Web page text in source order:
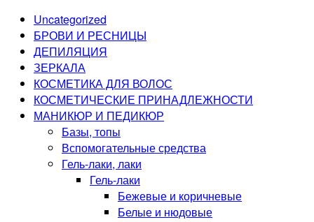
Uncategorized
БРОВИ И РЕСНИЦЫ
ДЕПИЛЯЦИЯ
ЗЕРКАЛА
КОСМЕТИКА ДЛЯ ВОЛОС
КОСМЕТИЧЕСКИЕ ПРИНАДЛЕЖНОСТИ
МАНИКЮР И ПЕДИКЮР
Базы, топы
Вспомогательные средства
Гель-лаки, лаки
Гель-лаки
Бежевые и коричневые
Белые и нюдовые